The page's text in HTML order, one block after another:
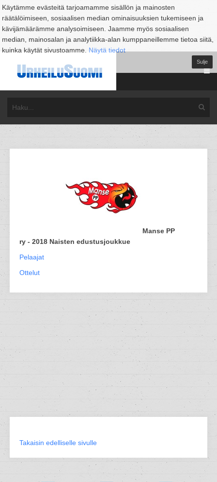
Käytämme evästeitä tarjoamamme sisällön ja mainosten
räätälöimiseen, sosiaalisen median ominaisuuksien tukemiseen ja
kävijämäärämme analysoimiseen. Jaamme myös sosiaalisen
median, mainosalan ja analytiikka-alan kumppaneillemme tietoa siitä,
kuinka käytät sivustoamme. Näytä tiedot
Sulje
Manse PP
ry - 2018 Naisten edustusjoukkue
Pelaajat
Ottelut
Takaisin edelliselle sivulle